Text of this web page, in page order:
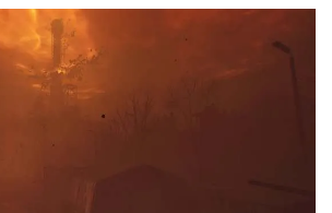
Delivery
— faster than websites or email
never published anywhere else